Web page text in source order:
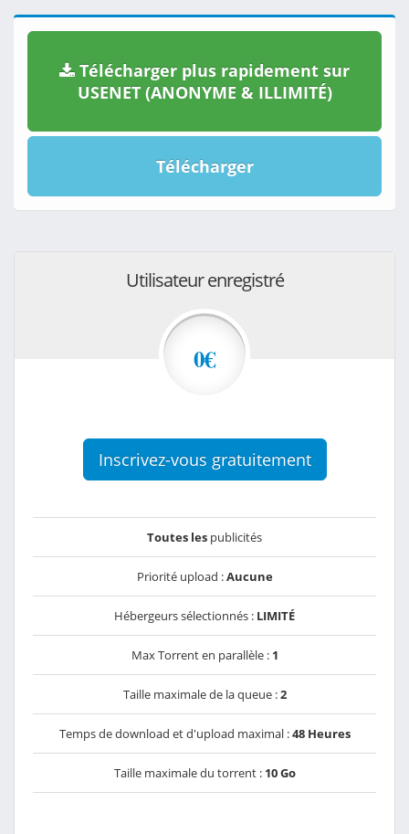
Télécharger plus rapidement sur
USENET (ANONYME & ILLIMITÉ)
Télécharger
Utilisateur enregistré
0€
Inscrivez-vous gratuitement
Toutes les publicités
Priorité upload :Aucune
Hébergeurs sélectionnés : LIMITÉ
Max Torrent en parallèle : 1
Taille maximale de la queue :2
Temps de download et d'upload maximal :48 Heures
Taille maximale du torrent : 10 Go